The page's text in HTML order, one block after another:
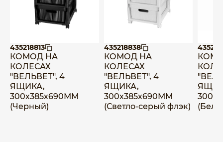
435218813
КОМОД НА
КОЛЕСАХ
"ВЕЛЬВЕТ", 4
ЯЩИКА,
300х385х690ММ
(Черный)
435218838
КОМОД НА
КОЛЕСАХ
"ВЕЛЬВЕТ", 4
ЯЩИКА,
300х385х690ММ
(Светло-серый флэк)